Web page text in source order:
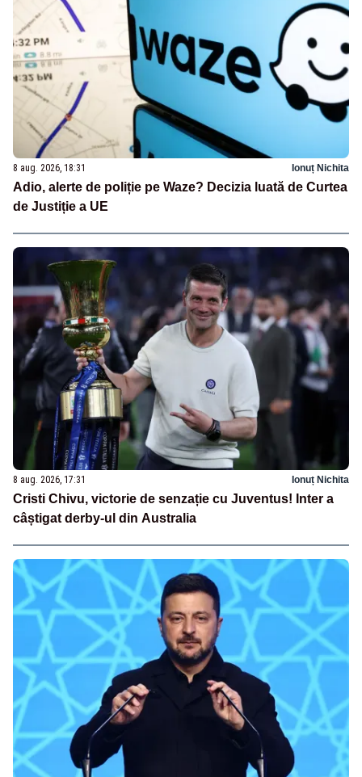
8 aug. 2026, 18:31 Ionuț Nichita
Adio, alerte de poliție pe Waze? Decizia luată de Curtea
de Justiție a UE
8 aug. 2026, 17:31 Ionuț Nichita
Cristi Chivu, victorie de senzație cu Juventus! Inter a
câștigat derby-ul din Australia